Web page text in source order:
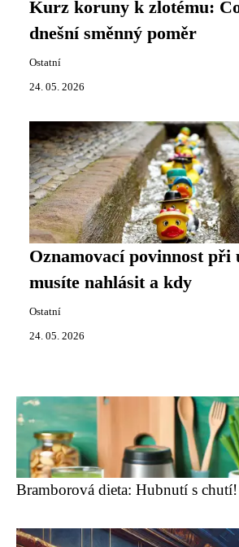
Kurz koruny k zlotému:
dnešní směnný poměr
Ostatní
24. 05. 2026
Oznamovací povinnost
musíte nahlásit a kdy
Ostatní
24. 05. 2026
Bramborová dieta: Hubnutí s chutí!